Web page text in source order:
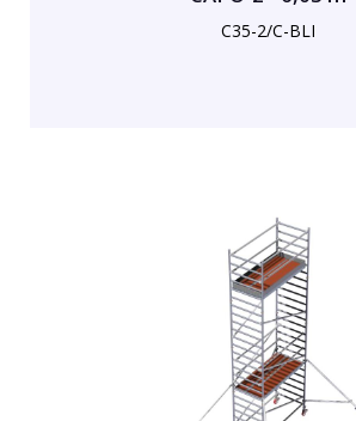
C35-2/C-BLI